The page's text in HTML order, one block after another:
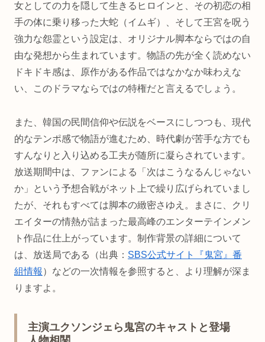
女としての力を隠して生きるヒロインと、その初恋の相
手の体に乗り移った大蛇（イムギ）、そして王宮を呪う
強力な怨霊という設定は、オリジナル脚本ならではの自
由な発想から生まれています。物語の先が全く読めない
ドキドキ感は、原作がある作品ではなかなか味わえな
い、このドラマならではの特権だと言えるでしょう。
また、韓国の民間信仰や伝説をベースにしつつも、現代
的なテンポ感で物語が進むため、時代劇が苦手な方でも
すんなりと入り込める工夫が随所に凝らされています。
放送期間中は、ファンによる「次はこうなるんじゃない
か」という予想合戦がネット上で繰り広げられていまし
たが、それもすべては脚本の緻密さゆえ。まさに、クリ
エイターの情熱が詰まった最高峰のエンターテインメン
ト作品に仕上がっています。制作背景の詳細について
は、放送局である（出典： SBS公式サイト『鬼宮』番
組情報 ）などの一次情報を参照すると、より理解が深ま
りますよ。
主演ユクソンジェら鬼宮のキャストと登場